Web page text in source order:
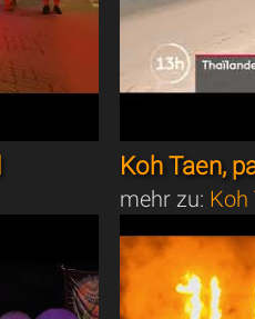
Koh Taen,
mehr zu: Koh